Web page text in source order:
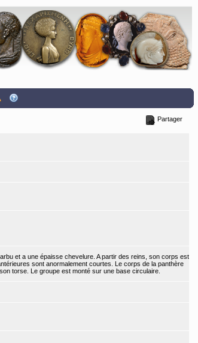
Partager
et a une épaisse chevelure. A partir des reins, son corps est
sont anormalement courtes. Le corps de la panthère
torse. Le groupe est monté sur une base circulaire.